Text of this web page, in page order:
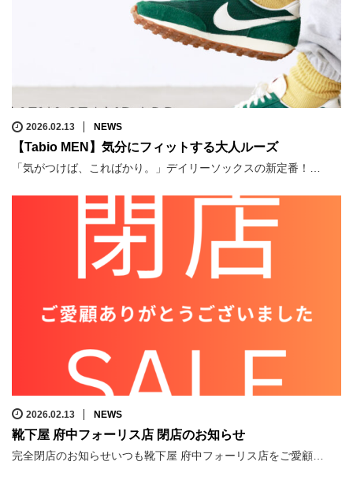
2026.02.13 NEWS
【Tabio MEN】気分にフィットする大人ルーズ
「気がつけば、こればかり。」デイリーソックスの新定番！…
2026.02.13 NEWS
靴下屋 府中フォーリス店 閉店のお知らせ
完全閉店のお知らせいつも靴下屋 府中フォーリス店をご愛顧…